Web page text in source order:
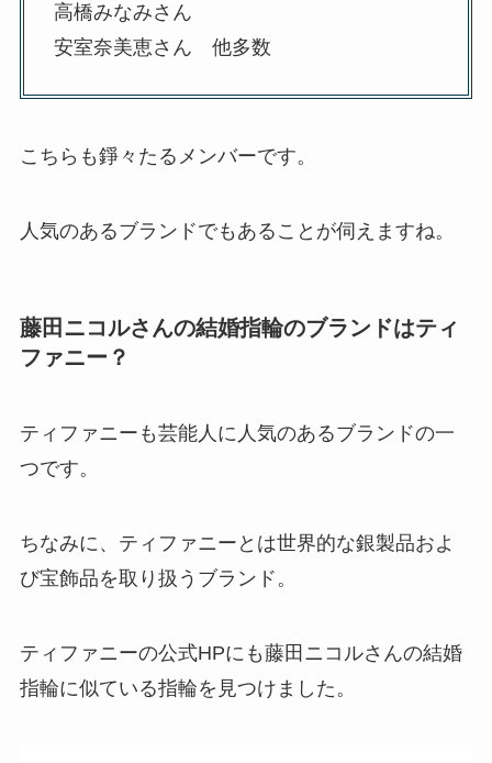
高橋みなみさん
安室奈美恵さん 他多数
こちらも錚々たるメンバーです。
人気のあるブランドでもあることが伺えますね。
藤田ニコルさんの結婚指輪のブランドはティ
ファニー？
ティファニーも芸能人に人気のあるブランドの一
つです。
ちなみに、ティファニーとは世界的な銀製品およ
び宝飾品を取り扱うブランド。
ティファニーの公式HPにも藤田ニコルさんの結婚
指輪に似ている指輪を見つけました。